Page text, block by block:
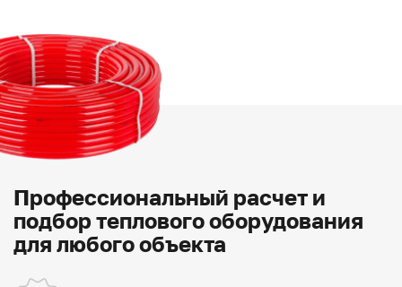
Профессиональный расчет и
подбор теплового оборудования
для любого объекта